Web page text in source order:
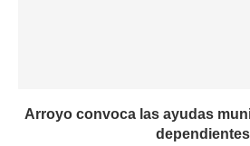
Arroyo convoca las ayudas
dependientes